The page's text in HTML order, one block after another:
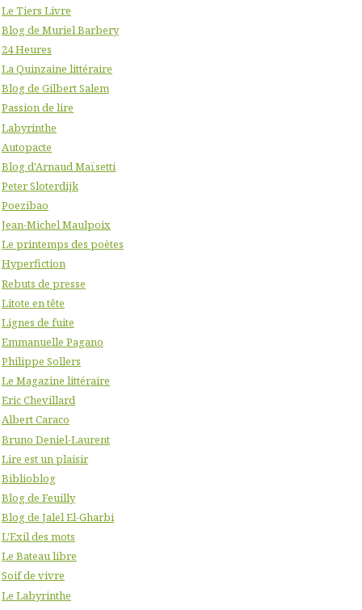
Le Tiers Livre
Blog de Muriel Barbery
24 Heures
La Quinzaine littéraire
Blog de Gilbert Salem
Passion de lire
Labyrinthe
Autopacte
Blog d'Arnaud Maïsetti
Peter Sloterdijk
Poezibao
Jean-Michel Maulpoix
Le printemps des poètes
Hyperfiction
Rebuts de presse
Litote en tête
Lignes de fuite
Emmanuelle Pagano
Philippe Sollers
Le Magazine littéraire
Eric Chevillard
Albert Caraco
Bruno Deniel-Laurent
Lire est un plaisir
Biblioblog
Blog de Feuilly
Blog de Jalel El-Gharbi
L'Exil des mots
Le Bateau libre
Soif de vivre
Le Labyrinthe